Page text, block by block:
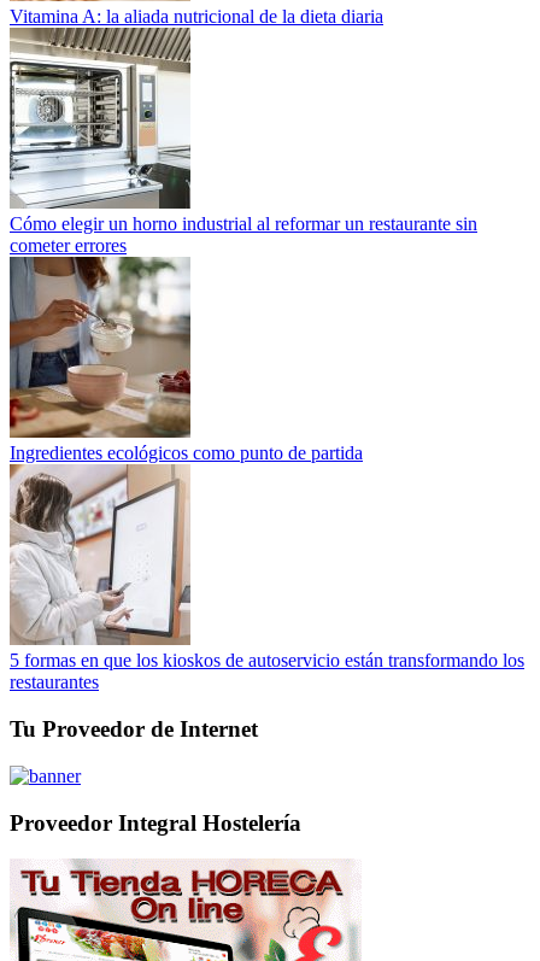
Vitamina A: la aliada nutricional de la dieta diaria
Cómo elegir un horno industrial al reformar un restaurante sin
cometer errores
Ingredientes ecológicos como punto de partida
5 formas en que los kioskos de autoservicio están transformando los
restaurantes
Tu Proveedor de Internet
Proveedor Integral Hostelería